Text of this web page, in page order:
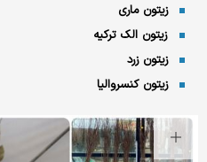
زیتون ماری
زیتون الک ترکیه
زیتون زرد
زیتون کنسروالیا